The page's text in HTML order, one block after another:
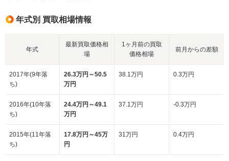
年式別 買取相場情報
年式
最新買取価格相
場
1ヶ月前の買取
価格相場
前月からの差額
2017年(9年落
ち)
26.3万円～50.5
万円
38.1万円 0.3万円
2016年(10年落
ち)
24.4万円～49.1
万円
37.1万円 -0.3万円
2015年(11年落
ち)
17.8万円～45万
円
31万円 0.4万円